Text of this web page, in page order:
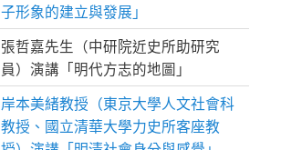
子形象的建立與發展」
張哲嘉先生（中研院近史所助研究
員）演講「明代方志的地圖」
岸本美緒教授（東京大學人文社會科
教授、國立清華大學力史所客座教